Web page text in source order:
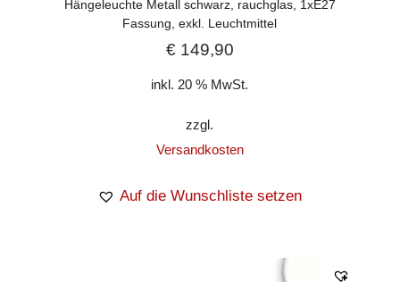
Hängeleuchte Metall schwarz, rauchglas, 1xE27
Fassung, exkl. Leuchtmittel
€149,90
inkl. 20 % MwSt.
zzgl.
Versandkosten
Auf die Wunschliste setzen